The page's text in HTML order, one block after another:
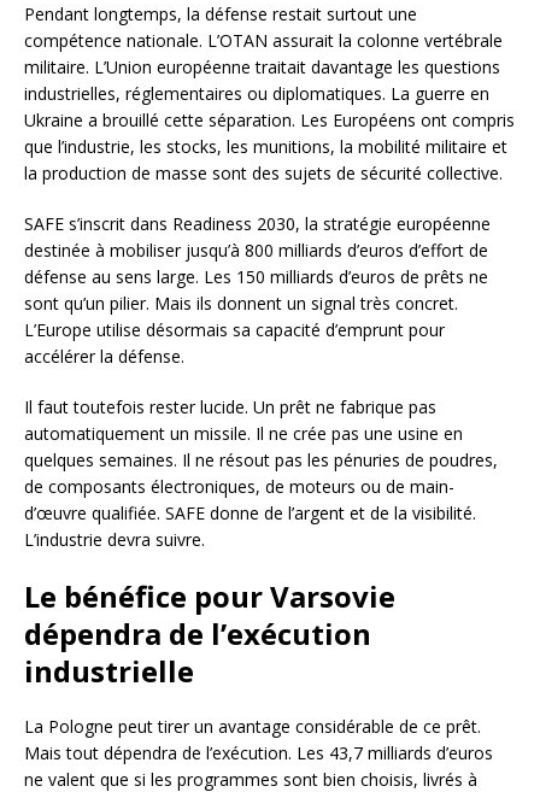
Pendant longtemps, la défense restait surtout une
compétence nationale. L’OTAN assurait la colonne vertébrale
militaire. L’Union européenne traitait davantage les questions
industrielles, réglementaires ou diplomatiques. La guerre en
Ukraine a brouillé cette séparation. Les Européens ont compris
que l’industrie, les stocks, les munitions, la mobilité militaire et
la production de masse sont des sujets de sécurité collective.
SAFE s’inscrit dans Readiness 2030, la stratégie européenne
destinée à mobiliser jusqu’à 800 milliards d’euros d’effort de
défense au sens large. Les 150 milliards d’euros de prêts ne
sont qu’un pilier. Mais ils donnent un signal très concret.
L’Europe utilise désormais sa capacité d’emprunt pour
accélérer la défense.
Il faut toutefois rester lucide. Un prêt ne fabrique pas
automatiquement un missile. Il ne crée pas une usine en
quelques semaines. Il ne résout pas les pénuries de poudres,
de composants électroniques, de moteurs ou de main-
d’œuvre qualifiée. SAFE donne de l’argent et de la visibilité.
L’industrie devra suivre.
Le bénéfice pour Varsovie
dépendra de l’exécution
industrielle
La Pologne peut tirer un avantage considérable de ce prêt.
Mais tout dépendra de l’exécution. Les 43,7 milliards d’euros
ne valent que si les programmes sont bien choisis, livrés à